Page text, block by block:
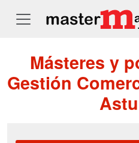
Másteres y
Gestión